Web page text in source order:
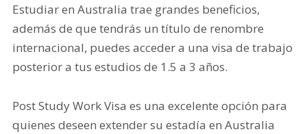
Estudiar en Australia trae grandes beneficios,
además de que tendrás un título de renombre
internacional, puedes acceder a una visa de trabajo
posterior a tus estudios de 1.5 a 3 años.
Post Study Work Visa es una excelente opción para
quienes deseen extender su estadía en Australia